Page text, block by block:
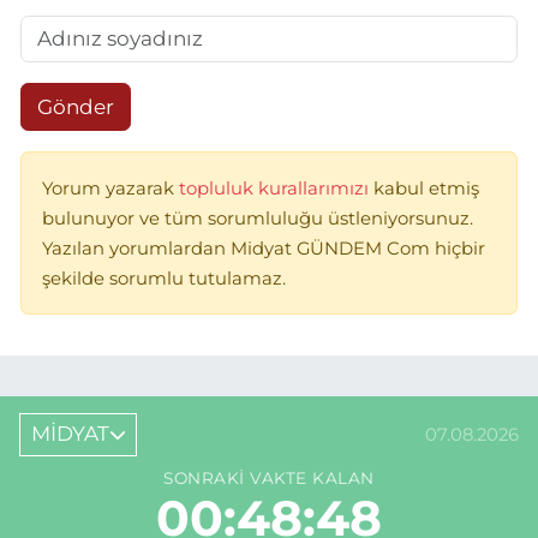
Gönder
Yorum yazarak topluluk kurallarımızı kabul etmiş
bulunuyor ve tüm sorumluluğu üstleniyorsunuz.
Yazılan yorumlardan Midyat GÜNDEM Com hiçbir
şekilde sorumlu tutulamaz.
MİDYAT 07.08.2026
SONRAKI VAKTE KALAN
00:48:48